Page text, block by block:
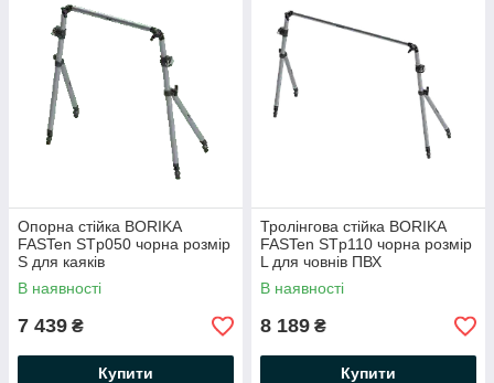
Опорна стійка BORIKA
FASTen STp050 чорна розмір
S для каяків
(01.02.015.01.43)
В наявності
7 439 ₴
Купити
Тролінгова стійка BORIKA
FASTen STp110 чорна розмір
L для човнів ПВХ
(01.02.015.03.43)
В наявності
8 189 ₴
Купити